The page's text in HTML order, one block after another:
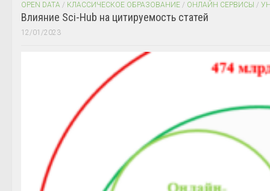
OPEN DATA / КЛАССИЧЕСКОЕ ОБРАЗОВАНИЕ / ОНЛАЙН СЕРВИСЫ /
Влияние Sci-Hub на цитируемость статей
12/01/2023